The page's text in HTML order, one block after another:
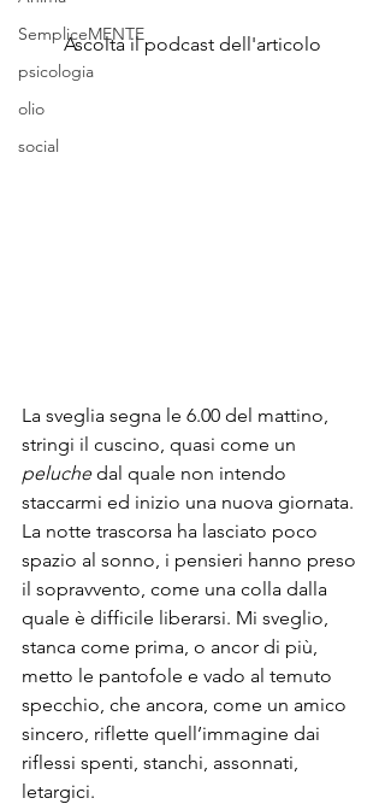
SempliceMENTE
psicologia
olio
social
Ascolta il podcast dell'articolo
La sveglia segna le 6.00 del mattino,
stringi il cuscino, quasi come un
peluche dal quale non intendo
staccarmi ed inizio una nuova giornata.
La notte trascorsa ha lasciato poco
spazio al sonno, i pensieri hanno preso
il sopravvento, come una colla dalla
quale è difficile liberarsi. Mi sveglio,
stanca come prima, o ancor di più,
metto le pantofole e vado al temuto
specchio, che ancora, come un amico
sincero, riflette quell’immagine dai
riflessi spenti, stanchi, assonnati,
letargici.